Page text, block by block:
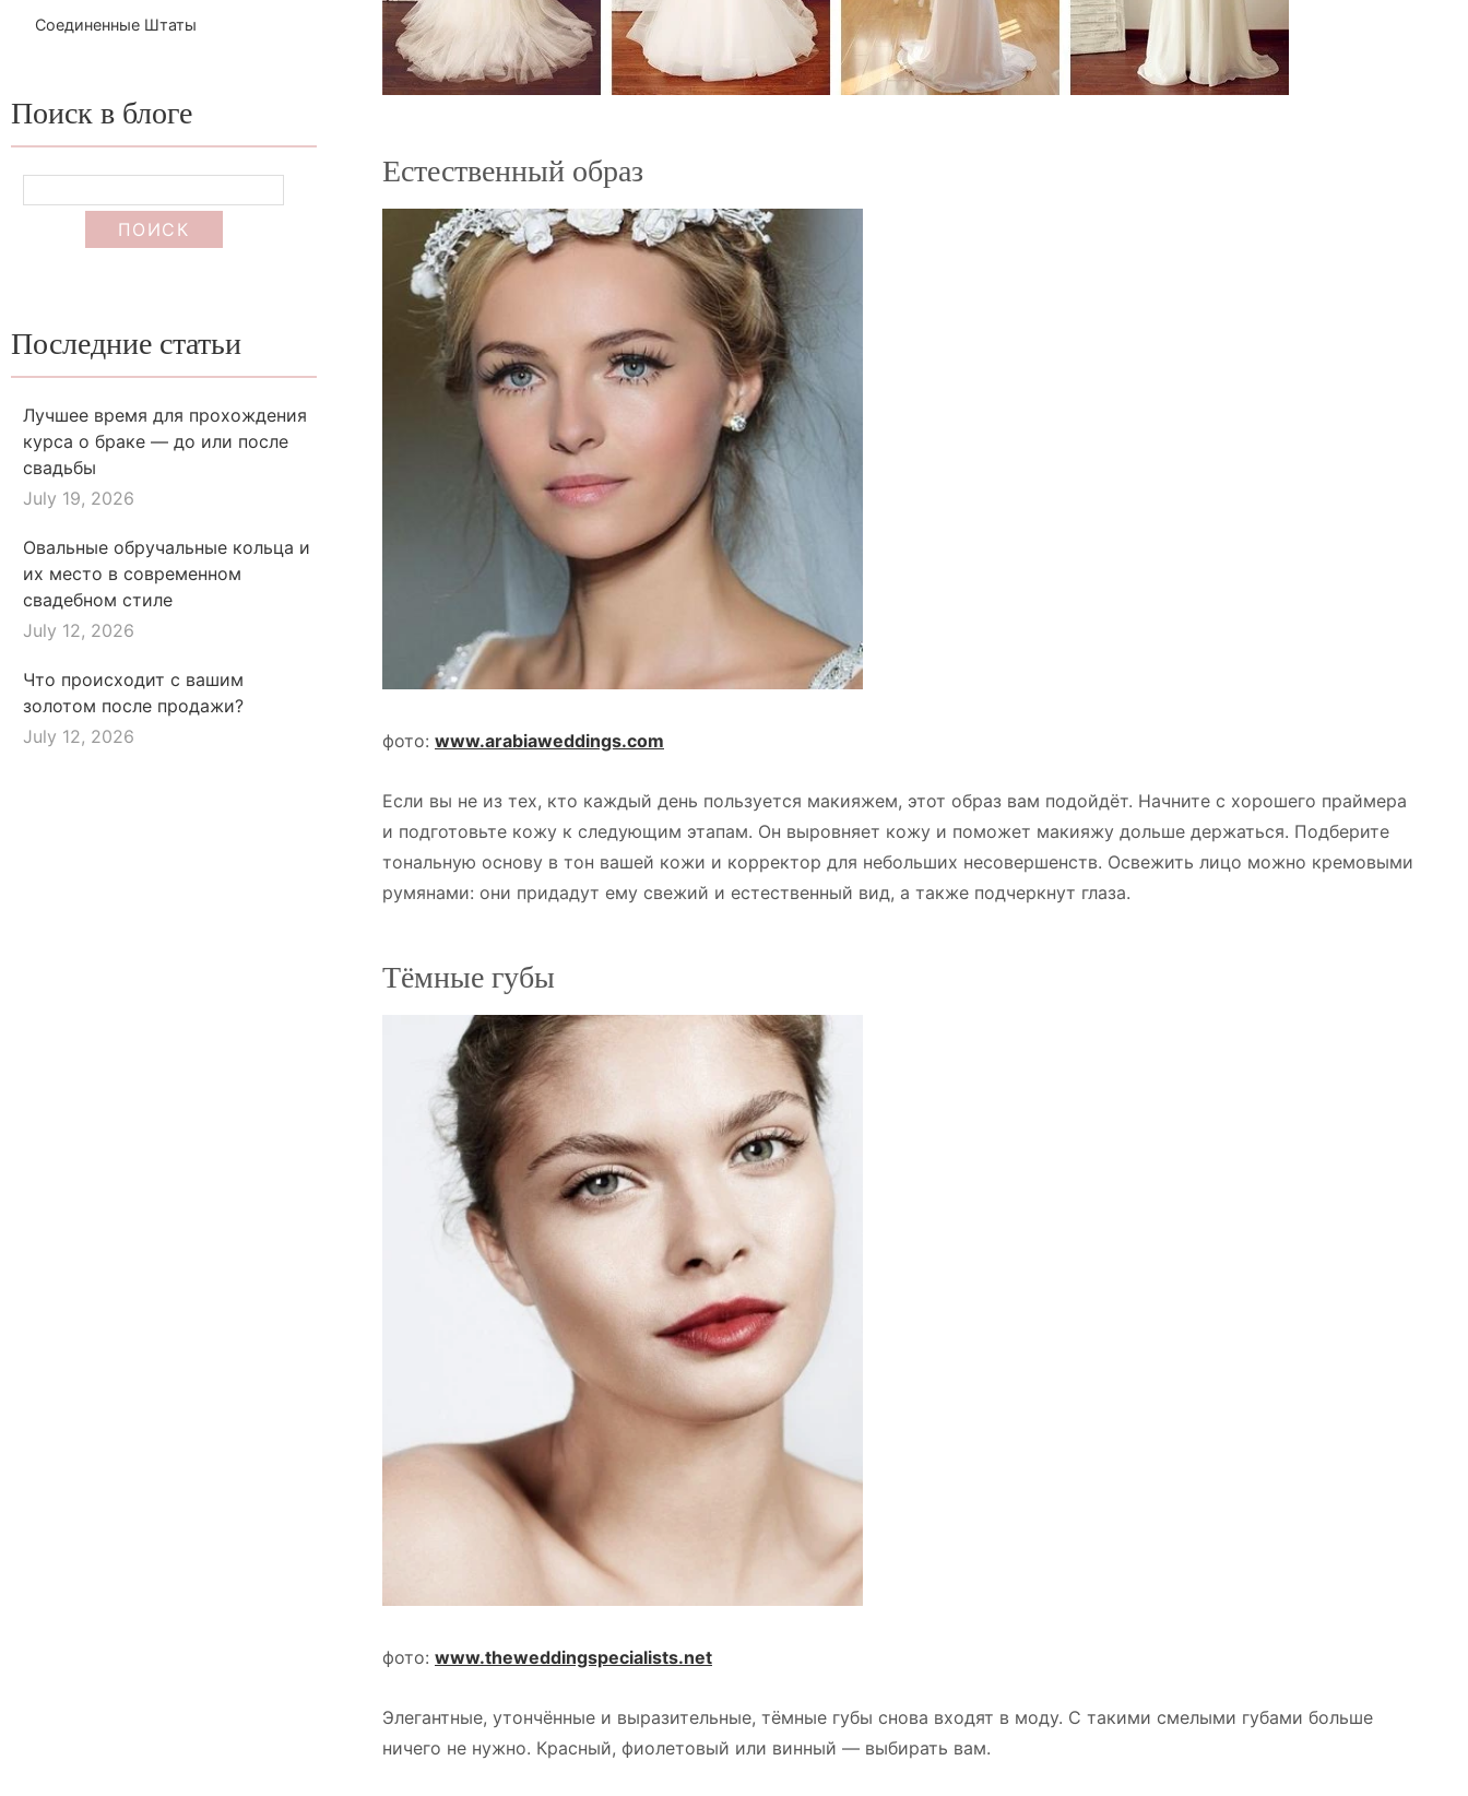
Соединенные Штаты
Поиск в блоге
Последние статьи
Лучшее время для прохождения
курса о браке — до или после
свадьбы
July 19, 2026
Овальные обручальные кольца и
их место в современном
свадебном стиле
July 12, 2026
Что происходит с вашим
золотом после продажи?
July 12, 2026
Естественный образ
фото: www.arabiaweddings.com
Если вы не из тех, кто каждый день пользуется макияжем, этот образ вам подойдёт. Начните с хорошего праймера
и подготовьте кожу к следующим этапам. Он выровняет кожу и поможет макияжу дольше держаться. Подберите
тональную основу в тон вашей кожи и корректор для небольших несовершенств. Освежить лицо можно кремовыми
румянами: они придадут ему свежий и естественный вид, а также подчеркнут глаза.
Тёмные губы
фото: www.theweddingspecialists.net
Элегантные, утончённые и выразительные, тёмные губы снова входят в моду. С такими смелыми губами больше
ничего не нужно. Красный, фиолетовый или винный — выбирать вам.